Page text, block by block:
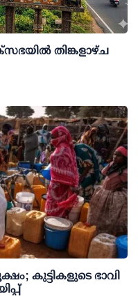
തിങ്കളാഴ്ച
കുട്ടികളുടെ ഭാവി